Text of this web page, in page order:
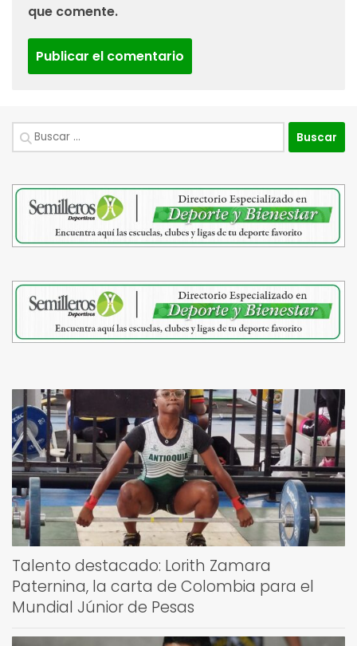
que comente.
Buscar:
Talento destacado: Lorith Zamara
Paternina, la carta de Colombia para el
Mundial Júnior de Pesas